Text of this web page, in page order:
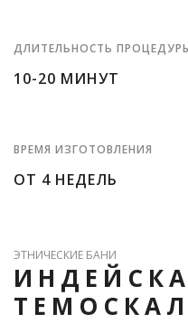
ДЛИТЕЛЬНОСТЬ
10-20 МИНУТ
ВРЕМЯ ИЗГОТОВЛЕНИЯ
ОТ 4 НЕДЕЛЬ
ЭТНИЧЕСКИЕ БАНИ